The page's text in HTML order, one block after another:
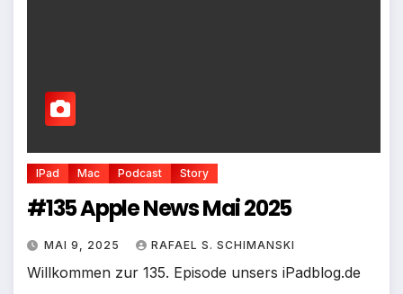
IPad Mac Podcast Story
#135 Apple News Mai 2025
MAI 9, 2025 RAFAEL S. SCHIMANSKI
Willkommen zur 135. Episode unsers iPadblog.de